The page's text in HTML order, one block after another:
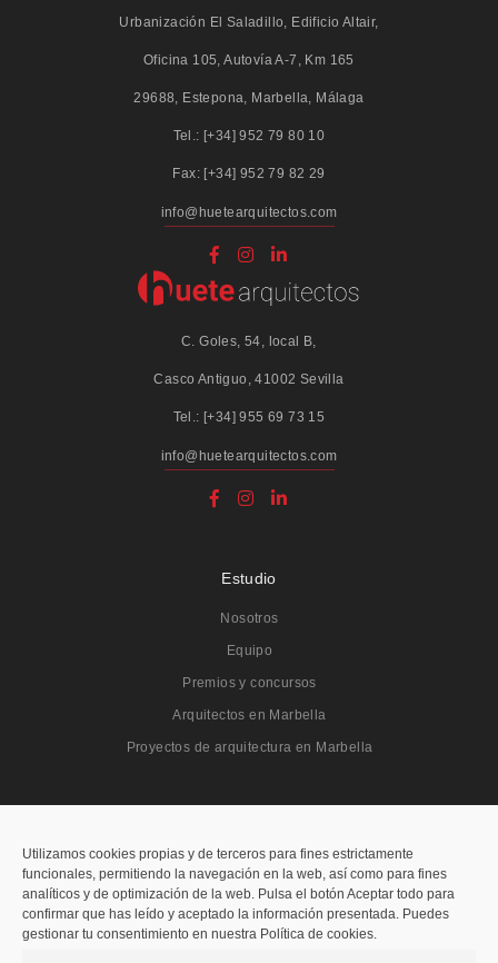
Utilizamos cookies propias y de terceros para fines estrictamente
funcionales, permitiendo la navegación en la web, así como para fines
analíticos y de optimización de la web. Pulsa el botón Aceptar todo para
confirmar que has leído y aceptado la información presentada. Puedes
gestionar tu consentimiento en nuestra Política de cookies.
Urbanización El Saladillo, Edificio Altair,
Oficina 105, Autovía A-7, Km 165
29688, Estepona, Marbella, Málaga
Tel.: [+34] 952 79 80 10
Fax: [+34] 952 79 82 29
info@huetearquitectos.com
C. Goles, 54, local B,
Casco Antiguo, 41002 Sevilla
Tel.: [+34] 955 69 73 15
info@huetearquitectos.com
Estudio
Nosotros
Equipo
Premios y concursos
Arquitectos en Marbella
Proyectos de arquitectura en Marbella
Todos
Residenciales
Públicos